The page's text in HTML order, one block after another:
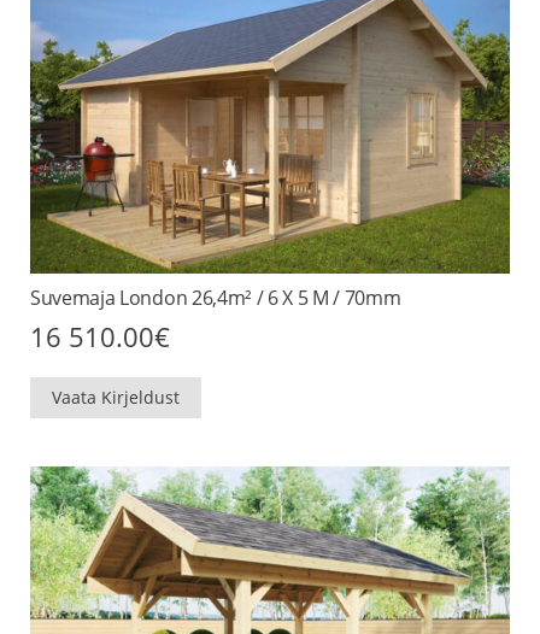
Suvemaja London 26,4m² / 6 X 5 M / 70mm
16 510.00€
Vaata Kirjeldust